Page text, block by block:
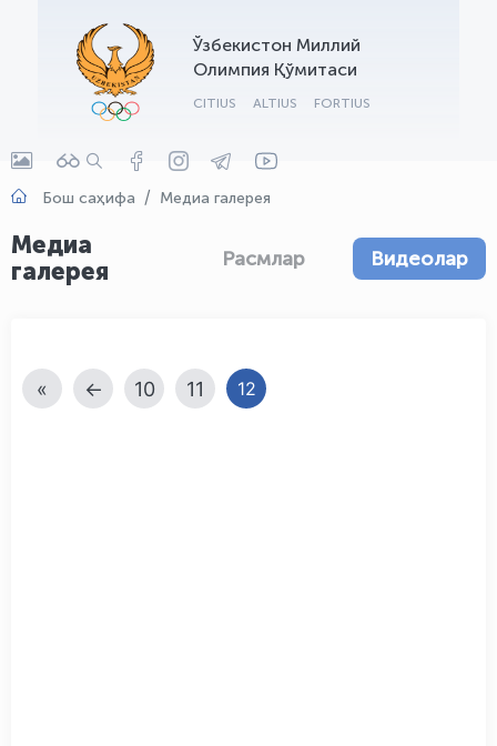
Ўзбекистон Миллий
Олимпия Қўмитаси
CITIUS ALTIUS FORTIUS
Бош саҳифа Медиа галерея
Медиа
галерея
Расмлар Видеолар
« ← 10 11 12
OLYMPCHIK AI - yordamchi
Онлайн · olympic.uz